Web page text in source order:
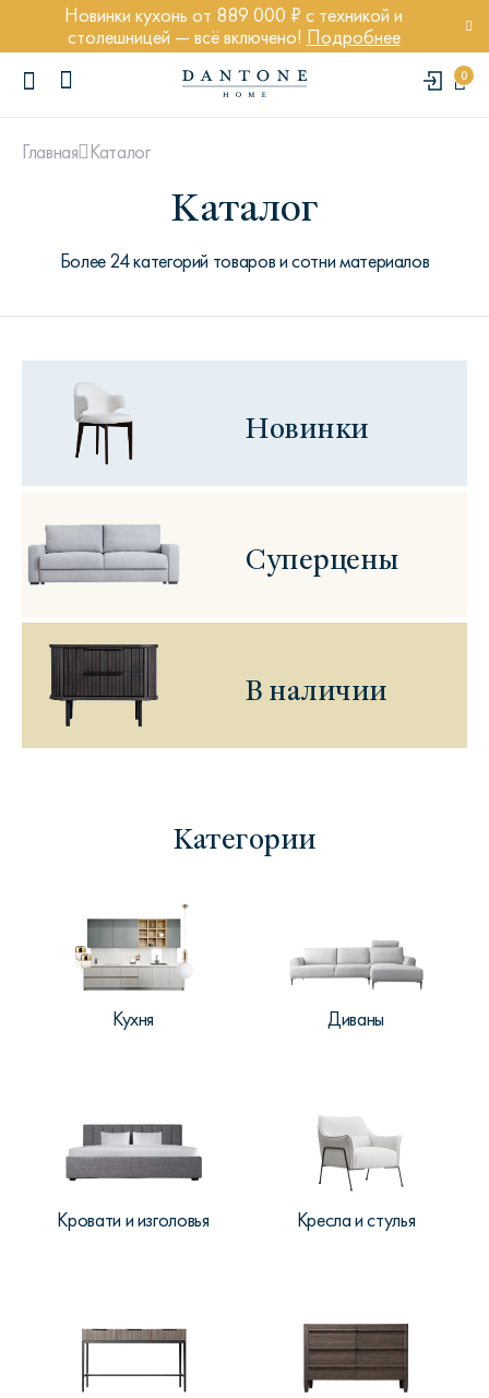
Новинки кухонь от 889 000 ₽ с техникой и
столешницей — всё включено! Подробнее
0
Диван Марсель
Кровать Ньюбери
Стул Престон
Textures
Главная Каталог
Каталог
Более 24 категорий товаров и сотни материалов
Новинки
Суперцены
В наличии
Категории
Кухня Диваны
Кровати и изголовья Кресла и стулья